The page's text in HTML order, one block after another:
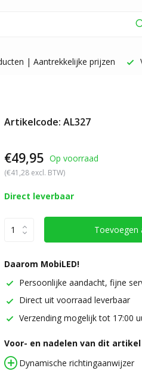
| Aantrekkelijke prijzen
Artikelcode: AL327
€49,95 Op voorraad
(€41,28 excl. BTW)
Direct leverbaar
Toevoegen
Daarom MobiLED!
Persoonlijke aandacht, fijne
Direct uit voorraad leverbaar
Verzending mogelijk tot 17:00
Voor- en nadelen van dit artikel
Dynamische richtingaanwijzer